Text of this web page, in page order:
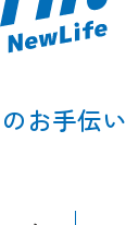
お手伝い